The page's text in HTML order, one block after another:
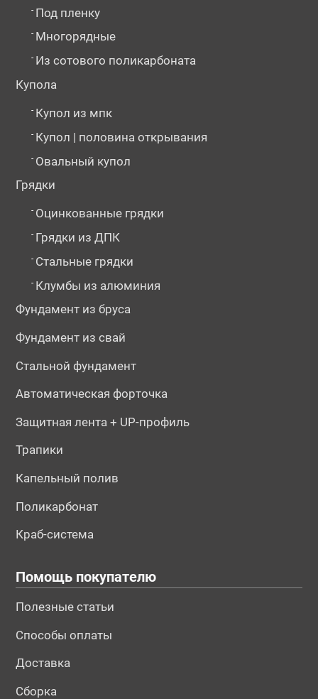
- Под пленку
- Многорядные
- Из сотового поликарбоната
Купола
- Купол из мпк
- Купол | половина открывания
- Овальный купол
Грядки
- Оцинкованные грядки
- Грядки из ДПК
- Стальные грядки
- Клумбы из алюминия
Фундамент из бруса
Фундамент из свай
Стальной фундамент
Автоматическая форточка
Защитная лента + UP-профиль
Трапики
Капельный полив
Поликарбонат
Краб-система
Помощь покупателю
Полезные статьи
Способы оплаты
Доставка
Сборка